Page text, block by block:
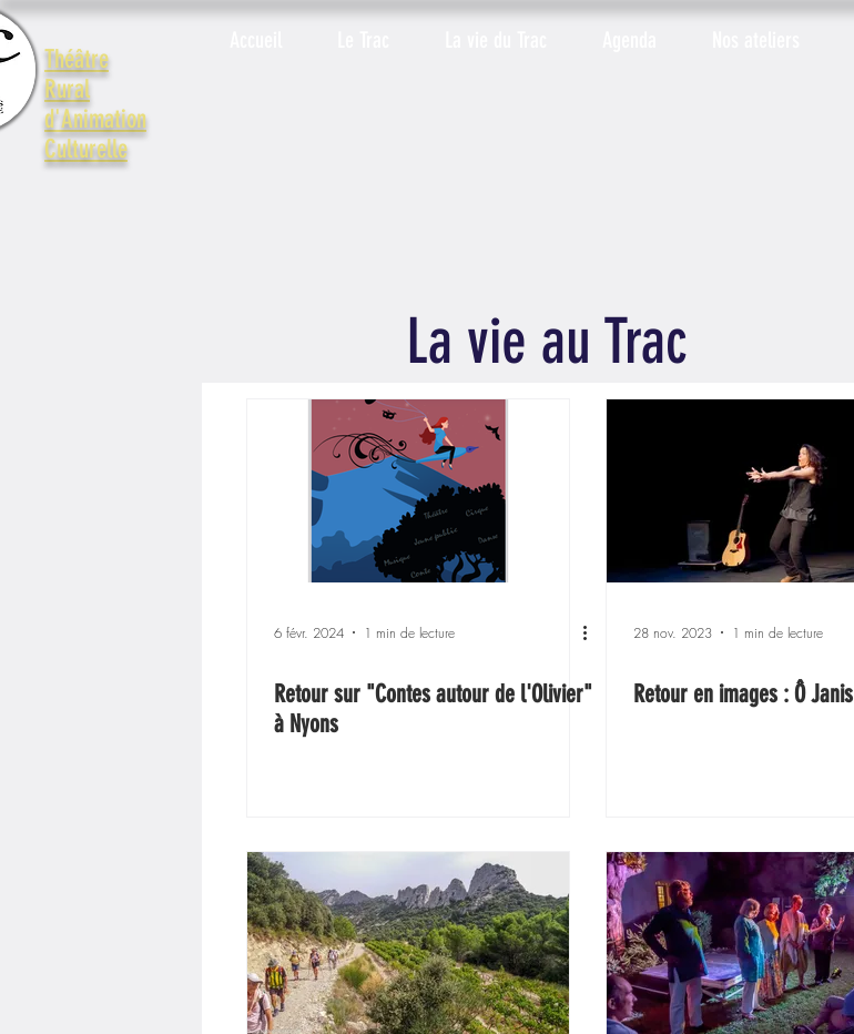
La vie au Trac
6 févr. 2024 1 min de lecture
Retour sur "Contes autour de l'Olivier"
à Nyons
28 nov. 2023 1 min de lecture
Retour en images : Ô Janis
Théâtre
Rural
d'Animation
Culturelle